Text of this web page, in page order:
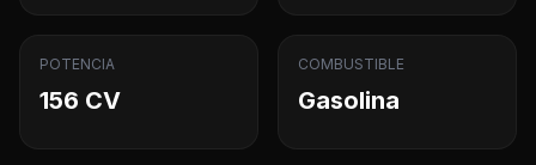
POTENCIA
156 CV
COMBUSTIBLE
Gasolina